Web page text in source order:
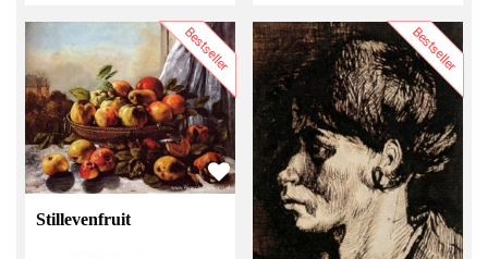
Bestseller
Stillevenfruit
Bestseller